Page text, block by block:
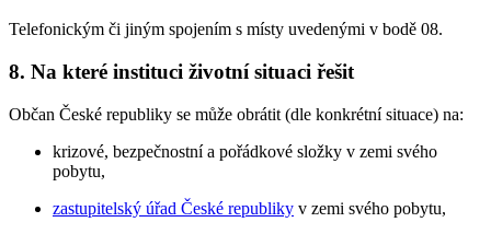
Telefonickým či jiným spojením s místy uvedenými v bodě 08.
8. Na které instituci životní situaci řešit
Občan České republiky se může obrátit (dle konkrétní situace) na:
krizové, bezpečnostní a pořádkové složky v zemi svého
pobytu,
zastupitelský úřad České republiky v zemi svého pobytu,